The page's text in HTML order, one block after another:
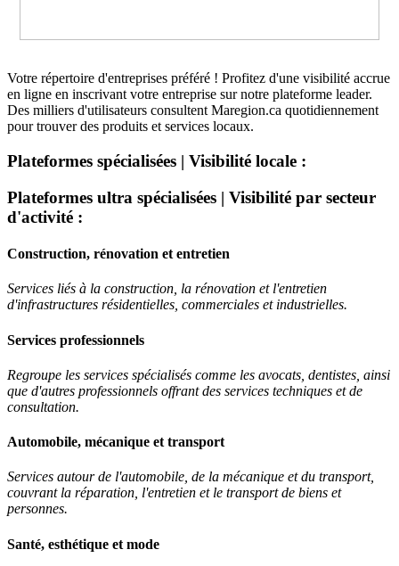
Votre répertoire d'entreprises préféré ! Profitez d'une visibilité accrue
en ligne en inscrivant votre entreprise sur notre plateforme leader.
Des milliers d'utilisateurs consultent Maregion.ca quotidiennement
pour trouver des produits et services locaux.
Plateformes spécialisées | Visibilité locale :
Plateformes ultra spécialisées | Visibilité par secteur
d'activité :
Construction, rénovation et entretien
Services liés à la construction, la rénovation et l'entretien
d'infrastructures résidentielles, commerciales et industrielles.
Services professionnels
Regroupe les services spécialisés comme les avocats, dentistes, ainsi
que d'autres professionnels offrant des services techniques et de
consultation.
Automobile, mécanique et transport
Services autour de l'automobile, de la mécanique et du transport,
couvrant la réparation, l'entretien et le transport de biens et
personnes.
Santé, esthétique et mode